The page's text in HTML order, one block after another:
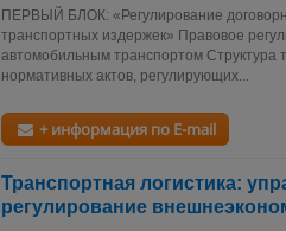
ПЕРВЫЙ БЛОК: «Регулирование
транспортных издержек» Правовое
автомобильным транспортом Структура
нормативных актов, регулирующих...
+ информация по E-mail
Транспортная логистика:
регулирование